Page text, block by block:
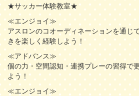
★サッカー体験教室★
≪エンジョイ≫
アスロンのコオーディネーションを通じ
きを楽しく経験しよう！
≪アドバンス≫
個の力・空間認知・連携プレーの習得で
よう！
≪エンジョイ≫